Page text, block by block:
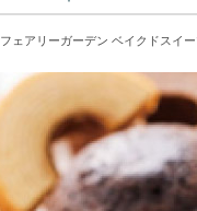
フェアリーガーデン ベイクドスイー